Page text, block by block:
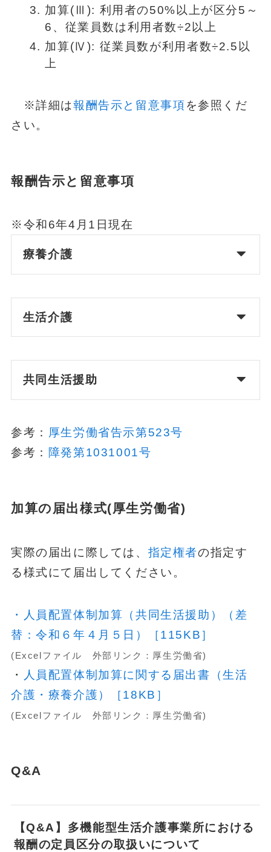
加算(Ⅲ): 利用者の50%以上が区分5～
6、従業員数は利用者数÷2以上
加算(Ⅳ): 従業員数が利用者数÷2.5以
上
※詳細は報酬告示と留意事項を参照くだ
さい。
報酬告示と留意事項
※令和6年4月1日現在
療養介護
生活介護
共同生活援助
参考： 厚生労働省告示第523号
参考： 障発第1031001号
加算の届出様式(厚生労働省)
実際の届出に際しては、 指定権者の指定す
る様式にて届出してください。
・ 人員配置体制加算（共同生活援助）（差
替：令和６年４月５日）［115KB］
(Excelファイル 外部リンク：厚生労働省)
・ 人員配置体制加算に関する届出書（生活
介護・療養介護）［18KB］
(Excelファイル 外部リンク：厚生労働省)
Q&A
【Q&A】多機能型生活介護事業所における
報酬の定員区分の取扱いについて